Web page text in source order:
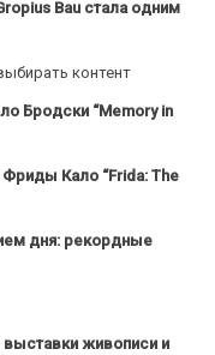
Bau стала одним
контент
Бродски “Memory in
Кало “Frida: The
дня: рекордные
живописи и